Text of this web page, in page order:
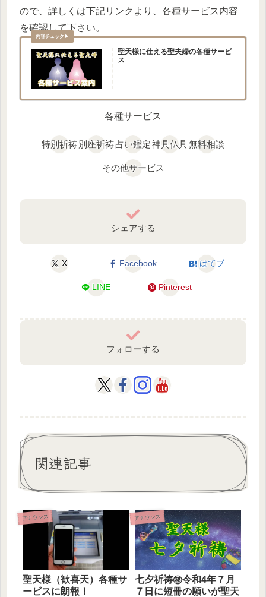
ので、詳しくは下記リンクより、各種サービス内容
を確認して下さい。
聖天様に仕える聖夫婦の各種サービ
ス
各種サービス
特別祈祷別座祈祷占い鑑定神具仏具無料相談
その他サービス
シェアする
X Facebook はてブ
LINE Pinterest
フォローする
関連記事
アナウンス
聖天様（歓喜天）各種サ
ービスに朗報！
アナウンス
七夕祈祷㊙令和4年７月
７日に短冊の願いが聖天